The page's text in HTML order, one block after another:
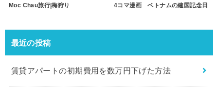
Moc Chau旅行|梅狩り 4コマ漫画 ベトナムの建国記念日
最近の投稿
賃貸アパートの初期費用を数万円下げた方法